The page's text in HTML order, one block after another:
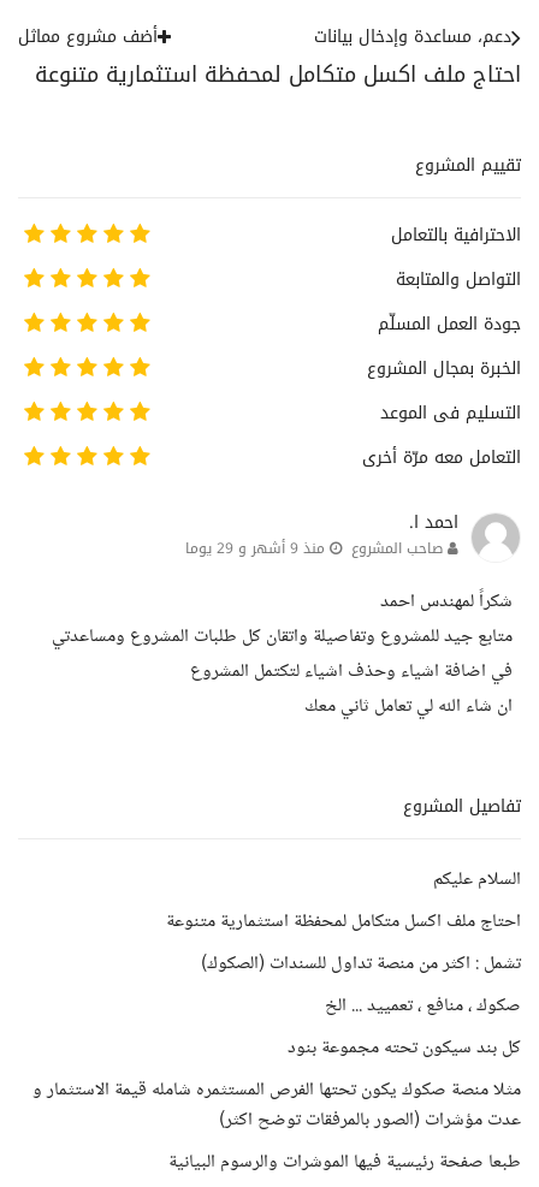
احتاج ملف اكسل متكامل لمحفظة استثمارية متنوعة
دعم، مساعدة وإدخال بيانات أضف مشروع مماثل
تقييم المشروع
الاحترافية بالتعامل
التواصل والمتابعة
جودة العمل المسلّم
الخبرة بمجال المشروع
التسليم فى الموعد
التعامل معه مرّة أخرى
احمد ا.
صاحب المشروع منذ 9 أشهر و 29 يوما
شكراً لمهندس احمد
متابع جيد للمشروع وتفاصيلة واتقان كل طلبات المشروع ومساعدتي
في اضافة اشياء وحذف اشياء لتكتمل المشروع
ان شاء الله لي تعامل ثاني معك
تفاصيل المشروع
السلام عليكم
احتاج ملف اكسل متكامل لمحفظة استثمارية متنوعة
تشمل : اكثر من منصة تداول للسندات (الصكوك)
صكوك ، منافع ، تعمييد ... الخ
كل بند سيكون تحته مجموعة بنود
مثلا منصة صكوك يكون تحتها الفرص المستثمره شامله قيمة الاستثمار و
عدت مؤشرات (الصور بالمرفقات توضح اكثر)
طبعا صفحة رئيسية فيها الموشرات والرسوم البيانية